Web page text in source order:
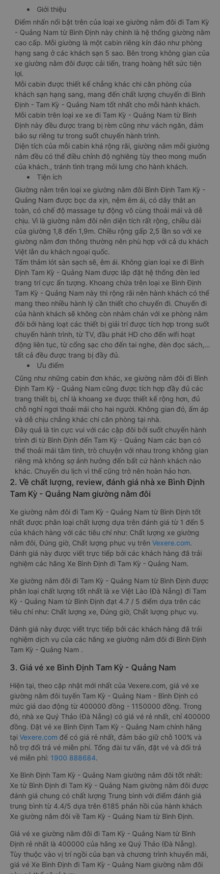
Giới thiệu
Điểm nhấn nổi bật trên của loại xe giường nằm đôi đi Tam Kỳ
- Quảng Nam từ Bình Định này chính là hệ thống giường nằm
cao cấp. Mỗi giường là một cabin riêng kín đáo như phòng
hạng sang ở các khách sạn 5 sao. Bên trong không gian của
xe giường nằm đôi được cải tiến, trang hoàng hết sức tiện
lợi.
Mỗi cabin được thiết kế chẳng khác chi căn phòng của
khách sạn hạng sang, mang đến chất lượng chuyến đi Bình
Định - Tam Kỳ - Quảng Nam tốt nhất cho mỗi hành khách.
Mỗi cabin trên loại xe xe đi Tam Kỳ - Quảng Nam từ Bình
Định này đều được trang bị rèm cũng như vách ngăn, đảm
bảo sự riêng tư trong suốt chuyến hành trình.
Diện tích của mỗi cabin khá rộng rãi, giường nằm mỗi giường
nằm đều có thể điều chỉnh độ nghiêng tùy theo mong muốn
của khách., tránh tình trạng mỏi lưng cho hành khách.
Tiện ích
Giường nằm trên loại xe giường nằm đôi Bình Định Tam Kỳ -
Quảng Nam được bọc da xịn, nệm êm ái, có dây thắt an
toàn, có chế độ massage tự động vô cùng thoải mái và dễ
chịu. Vì là giường nằm đôi nên diện tích rất rộng, chiều dài
của giường 1,8 đến 1,9m. Chiều rộng gấp 2,5 lần so với xe
giường nằm đơn thông thường nên phù hợp với cả du khách
Việt lẫn du khách ngoại quốc.
Tấm thảm lót sàn sạch sẽ, êm ái. Không gian loại xe đi Bình
Định Tam Kỳ - Quảng Nam được lắp đặt hệ thống đèn led
trang trí cực ấn tượng. Khoang chứa trên loại xe Bình Định
Tam Kỳ - Quảng Nam này thì rộng rãi nên hành khách có thể
mang theo nhiều hành lý cần thiết cho chuyến đi. Chuyến đi
của hành khách sẽ không còn nhàm chán với xe phòng nằm
đôi bởi hàng loạt các thiết bị giải trí được tích hợp trong suốt
chuyến hành trình, từ TV, đầu phát HD cho đến wifi hoạt
động liên tục, từ cổng sạc cho đến tai nghe, đèn đọc sách,…
tất cả đều được trang bị đầy đủ.
Ưu điểm
Cũng như những cabin đơn khác, xe giường nằm đôi đi Bình
Định Tam Kỳ - Quảng Nam cũng được tích hợp đầy đủ các
trang thiết bị, chỉ là khoang xe được thiết kế rộng hơn, đủ
chỗ nghỉ ngơi thoải mái cho hai người. Không gian đó, ấm áp
và dễ chịu chẳng khác chi căn phòng tại nhà.
Đây quả là tin cực vui với các cặp đôi bởi suốt chuyến hành
trình đi từ Bình Định đến Tam Kỳ - Quảng Nam các bạn có
thể thoải mái tâm tình, trò chuyện với nhau trong không gian
riêng mà không sợ ảnh hưởng đến bất cứ hành khách nào
khác. Chuyến du lịch vì thế cũng trở nên hoàn hảo hơn.
2. Về chất lượng, review, đánh giá nhà xe Bình Định
Tam Kỳ - Quảng Nam giường nằm đôi
Xe giường nằm đôi đi Tam Kỳ - Quảng Nam từ Bình Định tốt
nhất được phân loại chất lượng dựa trên đánh giá từ 1 đến 5
của khách hàng với các tiêu chí như: Chất lượng xe giường
nằm đôi, Đúng giờ, Chất lượng phục vụ trên Vexere.com.
Đánh giá này được viết trực tiếp bởi các khách hàng đã trải
nghiệm các hãng Xe Bình Định đi Tam Kỳ - Quảng Nam.
Xe giường nằm đôi đi Tam Kỳ - Quảng Nam từ Bình Định được
phân loại chất lượng tốt nhất là xe Việt Lào (Đà Nẵng) đi Tam
Kỳ - Quảng Nam từ Bình Định đạt 4.7 / 5 điểm dựa trên các
tiêu chí như: Chất lượng xe, Đúng giờ, Chất lượng phục vụ.
Đánh giá này được viết trực tiếp bởi các khách hàng đã trải
nghiệm dịch vụ của các hãng xe giường nằm đôi đi Bình Định
Tam Kỳ - Quảng Nam .
3. Giá vé xe Bình Định Tam Kỳ - Quảng Nam
Hiện tại, theo cập nhật mới nhất của Vexere.com, giá vé xe
giường nằm đôi tuyến Tam Kỳ - Quảng Nam - Bình Định có
mức giá dao động từ 400000 đồng - 1150000 đồng. Trong
đó, nhà xe Quý Thảo (Đà Nẵng) có giá vé rẻ nhất, chỉ 400000
đồng. Đặt vé xe Bình Định Tam Kỳ - Quảng Nam chính hãng
tại Vexere.com để có giá rẻ nhất, đảm bảo giữ chỗ 100% và
hỗ trợ đổi trả vé miễn phí. Tổng đài tư vấn, đặt vé và đổi trả
vé miễn phí: 1900 888684.
Xe Bình Định Tam Kỳ - Quảng Nam giường nằm đôi tốt nhất:
Xe từ Bình Định đi Tam Kỳ - Quảng Nam giường nằm đôi được
đánh giá chung có chất lượng Trung bình với điểm đánh giá
trung bình từ 4.4/5 dựa trên 6185 phản hồi của hành khách
Xe giường nằm đôi về Tam Kỳ - Quảng Nam từ Bình Định.
Giá vé xe giường nằm đôi đi Tam Kỳ - Quảng Nam từ Bình
Định rẻ nhất là 400000 của hãng xe Quý Thảo (Đà Nẵng).
Tùy thuộc vào vị trí ngồi của bạn và chương trình khuyến mãi,
giá vé Xe Bình Định đi Tam Kỳ - Quảng Nam giường nằm đôi